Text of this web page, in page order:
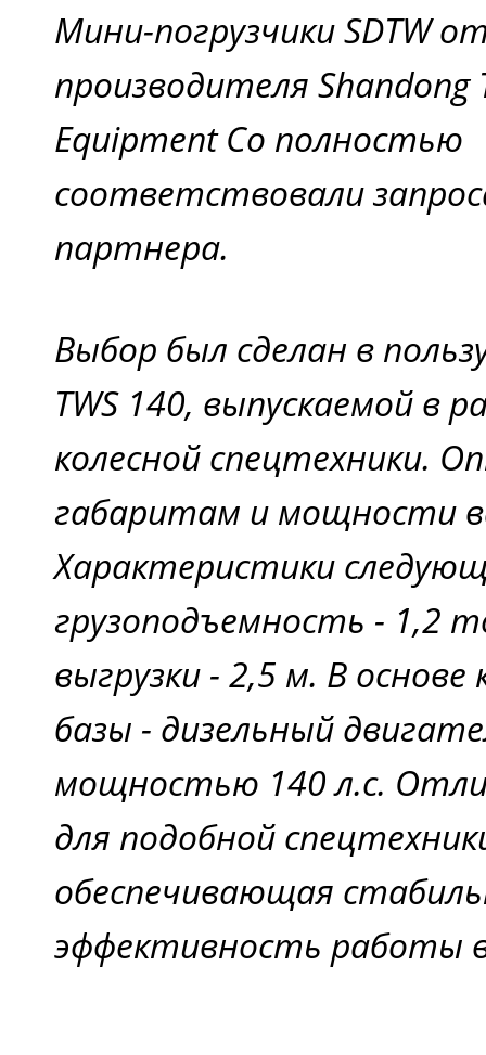
Мини-погрузчики SDTW
производителя Shandong
Equipment Co полностью
соответствовали
партнера.
Выбор был сделан в
TWS 140, выпускаемой в
колесной спецтехники.
габаритам и мощности
Характеристики
грузоподъемность - 1,2
выгрузки - 2,5 м. В
базы - дизельный
мощностью 140 л.с.
для подобной
обеспечивающая
эффективность работы